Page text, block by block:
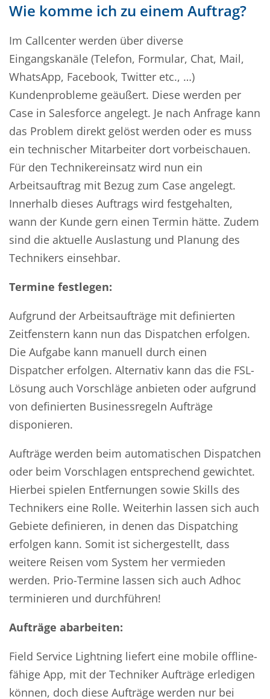
Wie komme ich zu einem Auftrag?
Im Callcenter werden über diverse
Eingangskanäle (Telefon, Formular, Chat, Mail,
WhatsApp, Facebook, Twitter etc., …)
Kundenprobleme geäußert. Diese werden per
Case in Salesforce angelegt. Je nach Anfrage kann
das Problem direkt gelöst werden oder es muss
ein technischer Mitarbeiter dort vorbeischauen.
Für den Technikereinsatz wird nun ein
Arbeitsauftrag mit Bezug zum Case angelegt.
Innerhalb dieses Auftrags wird festgehalten,
wann der Kunde gern einen Termin hätte. Zudem
sind die aktuelle Auslastung und Planung des
Technikers einsehbar.
Termine festlegen:
Aufgrund der Arbeitsaufträge mit definierten
Zeitfenstern kann nun das Dispatchen erfolgen.
Die Aufgabe kann manuell durch einen
Dispatcher erfolgen. Alternativ kann das die FSL-
Lösung auch Vorschläge anbieten oder aufgrund
von definierten Businessregeln Aufträge
disponieren.
Aufträge werden beim automatischen Dispatchen
oder beim Vorschlagen entsprechend gewichtet.
Hierbei spielen Entfernungen sowie Skills des
Technikers eine Rolle. Weiterhin lassen sich auch
Gebiete definieren, in denen das Dispatching
erfolgen kann. Somit ist sichergestellt, dass
weitere Reisen vom System her vermieden
werden. Prio-Termine lassen sich auch Adhoc
terminieren und durchführen!
Aufträge abarbeiten:
Field Service Lightning liefert eine mobile offline-
fähige App, mit der Techniker Aufträge erledigen
können, doch diese Aufträge werden nur bei